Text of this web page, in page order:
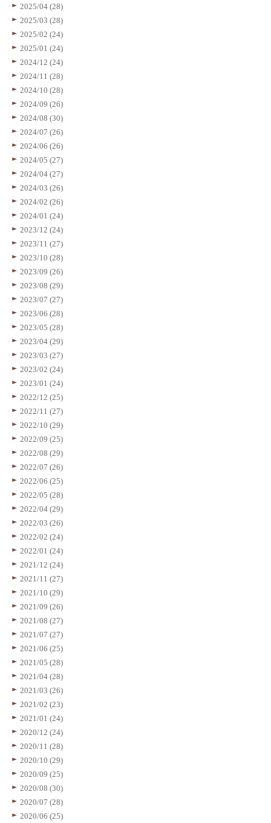
2025/04 (28)
2025/03 (28)
2025/02 (24)
2025/01 (24)
2024/12 (24)
2024/11 (28)
2024/10 (28)
2024/09 (26)
2024/08 (30)
2024/07 (26)
2024/06 (26)
2024/05 (27)
2024/04 (27)
2024/03 (26)
2024/02 (26)
2024/01 (24)
2023/12 (24)
2023/11 (27)
2023/10 (28)
2023/09 (26)
2023/08 (29)
2023/07 (27)
2023/06 (28)
2023/05 (28)
2023/04 (29)
2023/03 (27)
2023/02 (24)
2023/01 (24)
2022/12 (25)
2022/11 (27)
2022/10 (29)
2022/09 (25)
2022/08 (29)
2022/07 (26)
2022/06 (25)
2022/05 (28)
2022/04 (29)
2022/03 (26)
2022/02 (24)
2022/01 (24)
2021/12 (24)
2021/11 (27)
2021/10 (29)
2021/09 (26)
2021/08 (27)
2021/07 (27)
2021/06 (25)
2021/05 (28)
2021/04 (28)
2021/03 (26)
2021/02 (23)
2021/01 (24)
2020/12 (24)
2020/11 (28)
2020/10 (29)
2020/09 (25)
2020/08 (30)
2020/07 (28)
2020/06 (25)